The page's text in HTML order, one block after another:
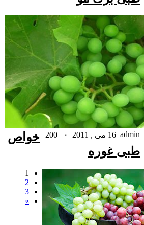
admin 16 می , 2011 ۰ 200
خواص
طبی غوره
1
2
3
»